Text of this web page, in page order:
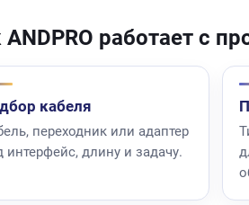
ANDPRO работает с
кабеля
переходник или адаптер
интерфейс, длину и задачу.